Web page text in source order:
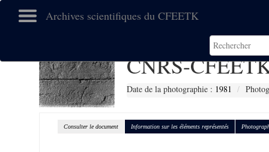
Archives scientifiques du CFEETK
CNRS-
Date de la photographie : 1981
Consulter le document Information sur les éléments représentés